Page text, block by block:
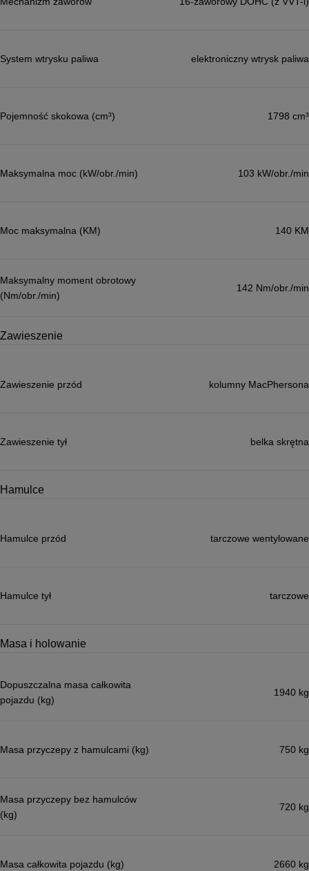
System wtrysku paliwa elektroniczny wtrysk paliwa
Pojemność skokowa (cm³) 1798 cm³
Maksymalna moc (kW/obr./min) 103 kW/obr./min
Moc maksymalna (KM) 140 KM
Maksymalny moment obrotowy
(Nm/obr./min)
142 Nm/obr./min
Zawieszenie
Zawieszenie przód kolumny MacPhersona
Zawieszenie tył belka skrętna
Hamulce
Hamulce przód tarczowe wentylowane
Hamulce tył tarczowe
Masa i holowanie
Dopuszczalna masa całkowita
pojazdu (kg)
1940 kg
Masa przyczepy z hamulcami (kg) 750 kg
Masa przyczepy bez hamulców
(kg)
720 kg
Masa całkowita pojazdu (kg) 2660 kg